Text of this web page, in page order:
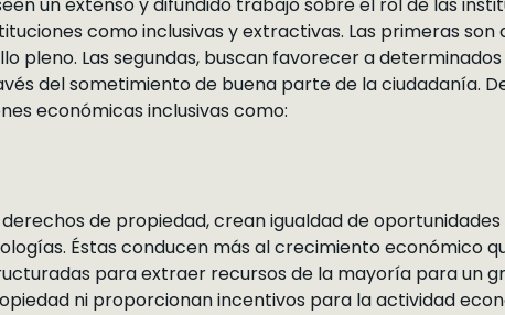
como inclusivas y extractivas. Las primeras
pleno. Las segundas, buscan favorecer a
del sometimiento de buena parte de la ciudadanía.
económicas inclusivas como:
de propiedad, crean igualdad de
Éstas conducen más al crecimiento económico
para extraer recursos de la mayoría para un
ni proporcionan incentivos para la actividad